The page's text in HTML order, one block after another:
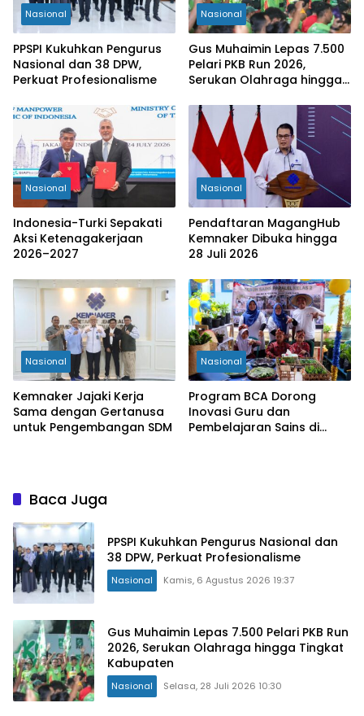
Nasional
PPSPI Kukuhkan Pengurus
Nasional dan 38 DPW,
Perkuat Profesionalisme
Nasional
Gus Muhaimin Lepas 7.500
Pelari PKB Run 2026,
Serukan Olahraga hingga
Nasional
Indonesia-Turki Sepakati
Aksi Ketenagakerjaan
2026–2027
Nasional
Pendaftaran MagangHub
Kemnaker Dibuka hingga
28 Juli 2026
Nasional
Kemnaker Jajaki Kerja
Sama dengan Gertanusa
untuk Pengembangan SDM
Nasional
Program BCA Dorong
Inovasi Guru dan
Pembelajaran Sains di
Baca Juga
PPSPI Kukuhkan Pengurus Nasional dan
38 DPW, Perkuat Profesionalisme
Nasional Kamis, 6 Agustus 2026 19:37
Gus Muhaimin Lepas 7.500 Pelari PKB Run
2026, Serukan Olahraga hingga Tingkat
Kabupaten
Nasional Selasa, 28 Juli 2026 10:30